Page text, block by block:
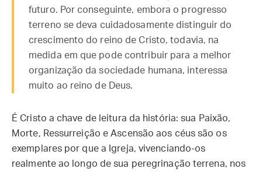
futuro. Por conseguinte, embora o progresso
terreno se deva cuidadosamente distinguir do
crescimento do reino de Cristo, todavia, na
medida em que pode contribuir para a melhor
organização da sociedade humana, interessa
muito ao reino de Deus.
É Cristo a chave de leitura da história: sua Paixão,
Morte, Ressurreição e Ascensão aos céus são os
exemplares por que a Igreja, vivenciando-os
realmente ao longo de sua peregrinação terrena, nos